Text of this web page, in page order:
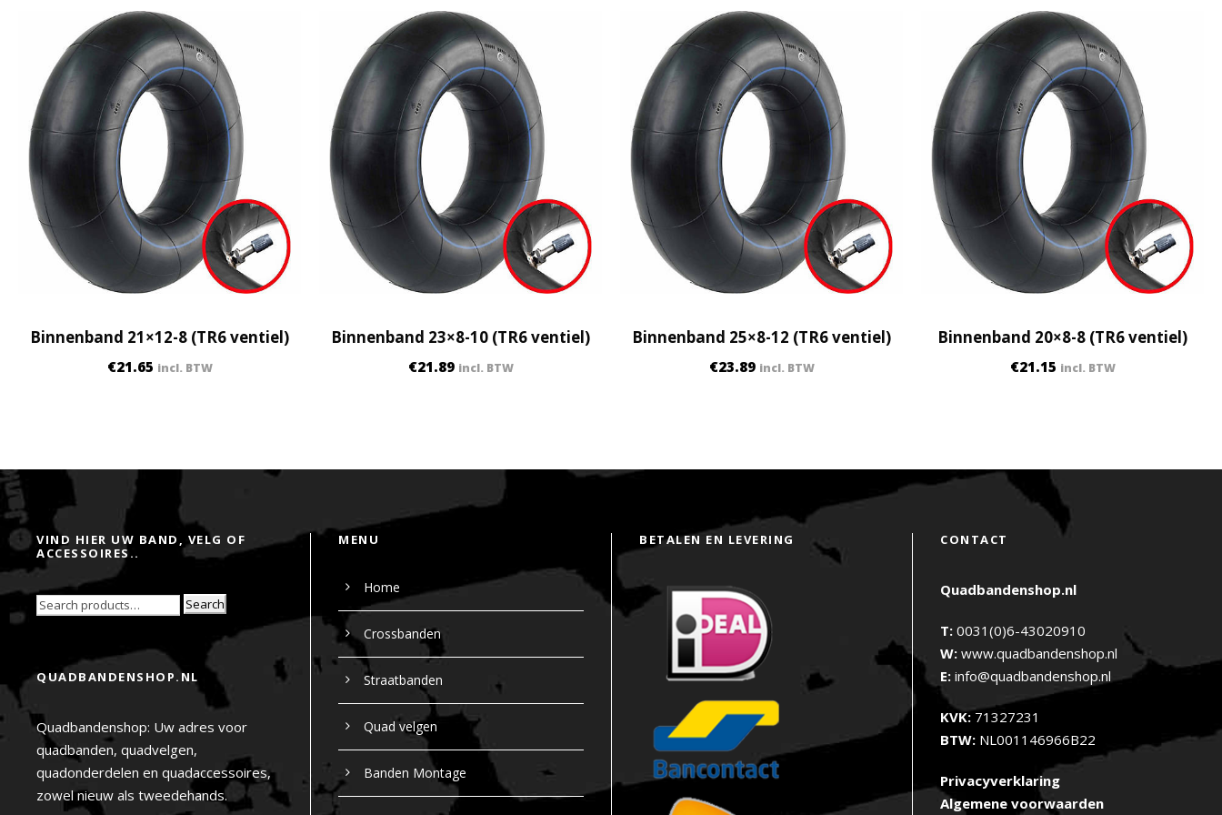
i
Binnenband 21×12-8 (TR6 ventiel)
€21.65 incl. BTW
Binnenband 23×8-10 (TR6 ventiel)
€21.89 incl. BTW
Binnenband 25×8-12 (TR6 ventiel)
€23.89 incl. BTW
Binnenband 20×8-8 (TR6 ventiel)
€21.15 incl. BTW
VIND HIER UW BAND, VELG OF
ACCESSOIRES..
Search
QUADBANDENSHOP.NL
Quadbandenshop: Uw adres voor
quadbanden, quadvelgen,
quadonderdelen en quadaccessoires,
zowel nieuw als tweedehands.
MENU
Home
Crossbanden
Straatbanden
Quad velgen
Banden Montage
BETALEN EN LEVERING CONTACT
Quadbandenshop.nl
T: 0031(0)6-43020910
W: www.quadbandenshop.nl
E: info@quadbandenshop.nl
KVK: 71327231
BTW: NL001146966B22
Privacyverklaring
Algemene voorwaarden